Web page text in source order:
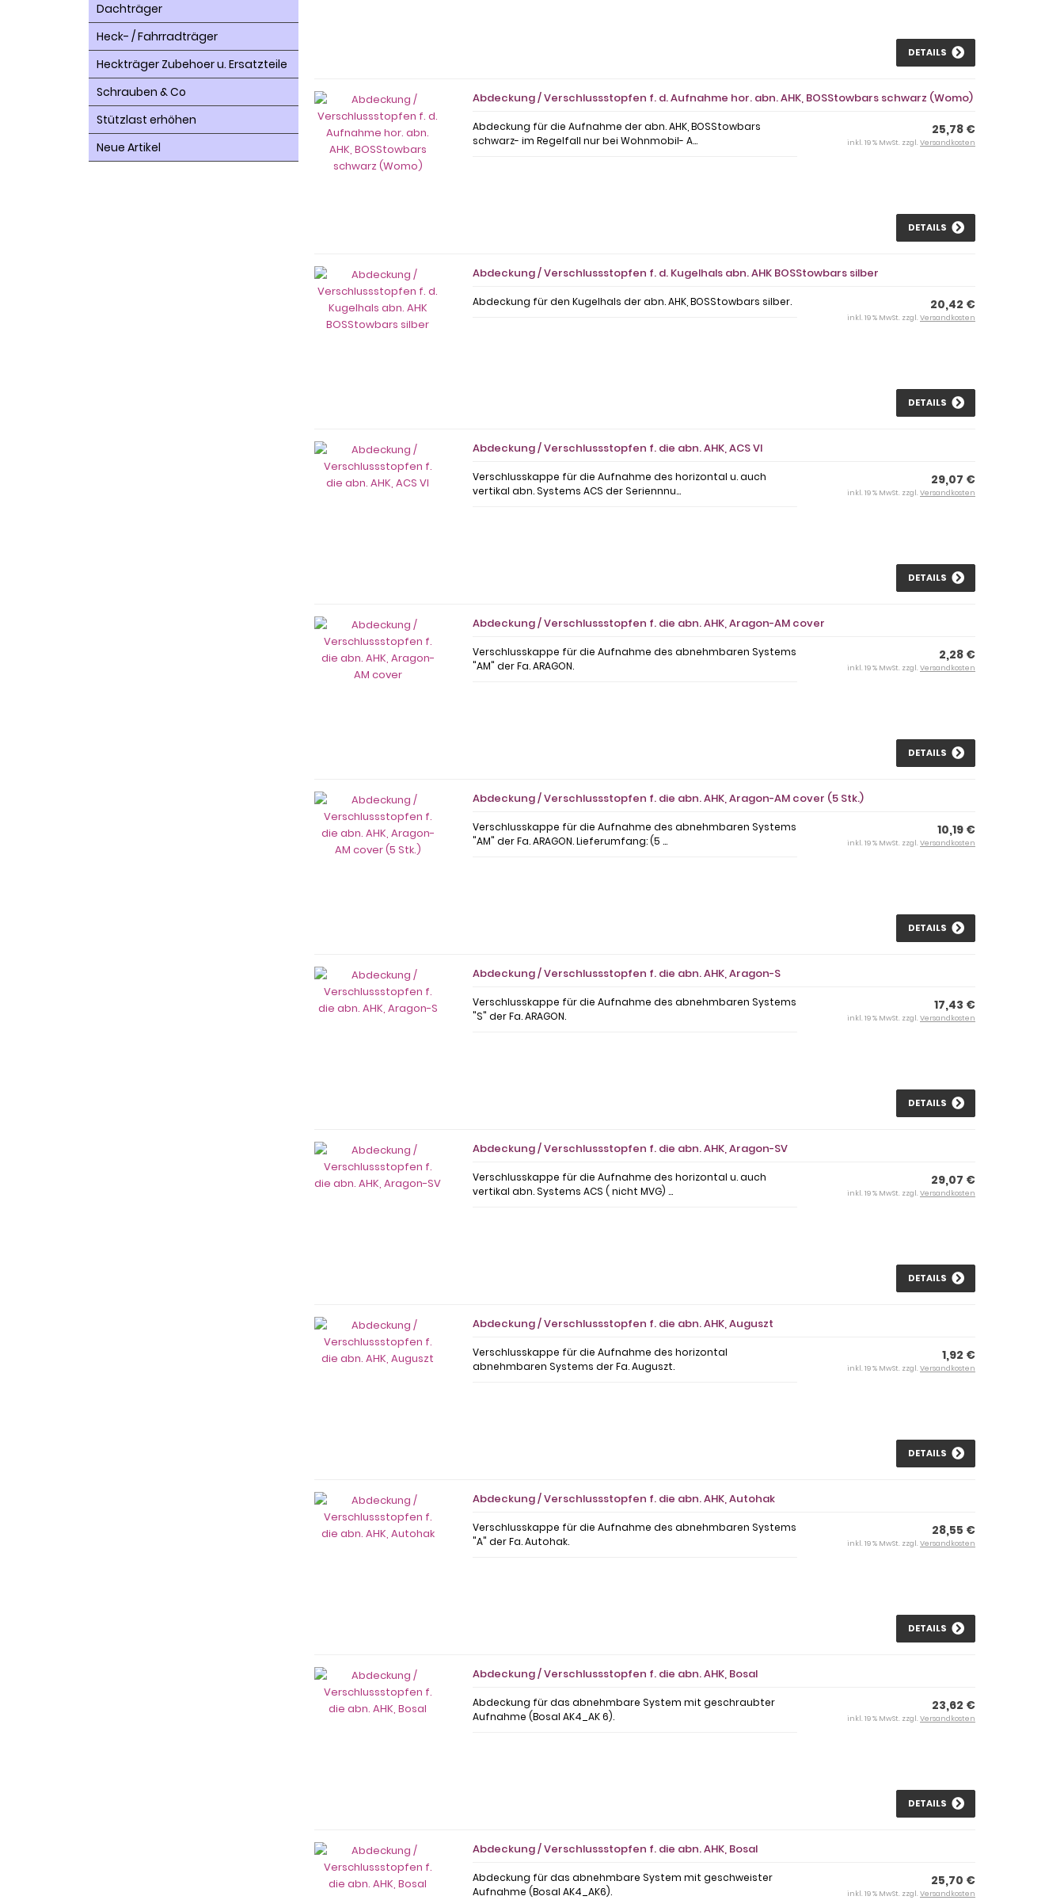
DETAILS
Abdeckung / Verschlussstopfen f. d. Aufnahme hor. abn. AHK, BOSStowbars schwarz (Womo)
Abdeckung für die Aufnahme der abn. AHK, BOSStowbars
schwarz- im Regelfall nur bei Wohnmobil- A...
25,78 €
inkl. 19 % MwSt. zzgl. Versandkosten
DETAILS
Abdeckung / Verschlussstopfen f. d. Kugelhals abn. AHK BOSStowbars silber
Abdeckung für den Kugelhals der abn. AHK, BOSStowbars silber. 20,42 €
inkl. 19 % MwSt. zzgl. Versandkosten
DETAILS
Abdeckung / Verschlussstopfen f. die abn. AHK, ACS VI
Verschlusskappe für die Aufnahme des horizontal u. auch
vertikal abn. Systems ACS der Seriennnu...
29,07 €
inkl. 19 % MwSt. zzgl. Versandkosten
DETAILS
Abdeckung / Verschlussstopfen f. die abn. AHK, Aragon-AM cover
Verschlusskappe für die Aufnahme des abnehmbaren Systems
"AM" der Fa. ARAGON.
2,28 €
inkl. 19 % MwSt. zzgl. Versandkosten
DETAILS
Abdeckung / Verschlussstopfen f. die abn. AHK, Aragon-AM cover (5 Stk.)
Verschlusskappe für die Aufnahme des abnehmbaren Systems
"AM" der Fa. ARAGON. Lieferumfang: (5 ...
10,19 €
inkl. 19 % MwSt. zzgl. Versandkosten
DETAILS
Abdeckung / Verschlussstopfen f. die abn. AHK, Aragon-S
Verschlusskappe für die Aufnahme des abnehmbaren Systems
"S" der Fa. ARAGON.
17,43 €
inkl. 19 % MwSt. zzgl. Versandkosten
DETAILS
Abdeckung / Verschlussstopfen f. die abn. AHK, Aragon-SV
Verschlusskappe für die Aufnahme des horizontal u. auch
vertikal abn. Systems ACS ( nicht MVG) ...
29,07 €
inkl. 19 % MwSt. zzgl. Versandkosten
DETAILS
Abdeckung / Verschlussstopfen f. die abn. AHK, Auguszt
Verschlusskappe für die Aufnahme des horizontal
abnehmbaren Systems der Fa. Auguszt.
1,92 €
inkl. 19 % MwSt. zzgl. Versandkosten
DETAILS
Abdeckung / Verschlussstopfen f. die abn. AHK, Autohak
Verschlusskappe für die Aufnahme des abnehmbaren Systems
"A" der Fa. Autohak.
28,55 €
inkl. 19 % MwSt. zzgl. Versandkosten
DETAILS
Abdeckung / Verschlussstopfen f. die abn. AHK, Bosal
Abdeckung für das abnehmbare System mit geschraubter
Aufnahme (Bosal AK4_AK 6).
23,62 €
inkl. 19 % MwSt. zzgl. Versandkosten
DETAILS
Abdeckung / Verschlussstopfen f. die abn. AHK, Bosal
Abdeckung für das abnehmbare System mit geschweister
Aufnahme (Bosal AK4_AK6).
25,70 €
inkl. 19 % MwSt. zzgl. Versandkosten
Dachträger
Heck- / Fahrradträger
Heckträger Zubehoer u. Ersatzteile
Schrauben & Co
Stützlast erhöhen
Neue Artikel